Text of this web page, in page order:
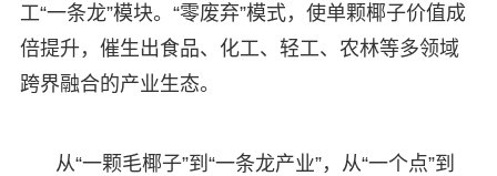
工“一条龙”模块。“零废弃”模式，使单颗椰子价值成
倍提升，催生出食品、化工、轻工、农林等多领域
跨界融合的产业生态。
从“一颗毛椰子”到“一条龙产业”，从“一个点”到